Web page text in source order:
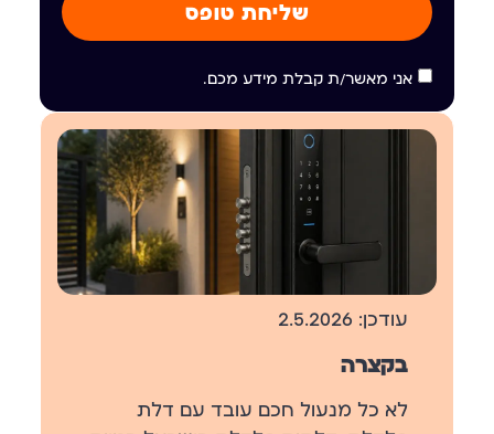
עודכן: 2.5.2026
בקצרה
לא כל מנעול חכם עובד עם דלת
אני מאשר/ת קבלת מידע מכם.
שליחת טופס